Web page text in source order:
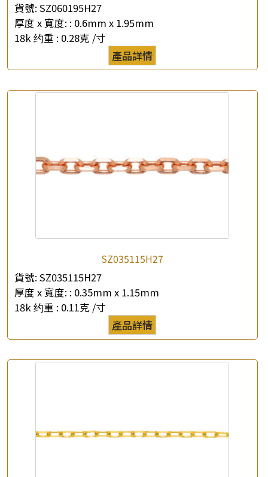
*你的名字
公司名稱
貨號: SZ060195H27
厚度 x 寬度: : 0.6mm x 1.95mm
18k 约重 : 0.28克 /寸
產品詳情
SZ035115H27
貨號: SZ035115H27
厚度 x 寬度: : 0.35mm x 1.15mm
18k 约重 : 0.11克 /寸
產品詳情